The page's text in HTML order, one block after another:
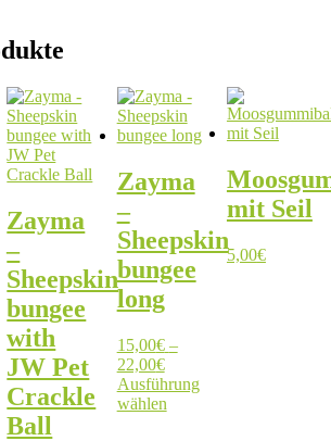
Zayma
–
Sheepskin
bungee
with
JW Pet
Crackle
Ball
Zayma
–
Sheepskin
bungee
long
15,00€ –
22,00€Preisspanne:
15,00€
bis
Ausführung
wählenDieses
mit Seil
5,00€